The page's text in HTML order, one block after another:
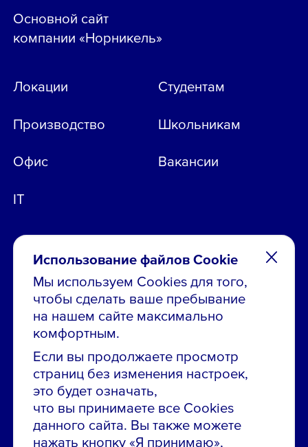
Использование файлов Cookie
Мы используем Cookies для того,
чтобы сделать ваше пребывание
на нашем сайте максимально
комфортным.
Если вы продолжаете просмотр
страниц без изменения настроек,
это будет означать,
что вы принимаете все Cookies
данного сайта. Вы также можете
нажать кнопку «Я принимаю»,
Остались вопросы по вакансиям?
Звони в контакт-центр:
8 800 700-19-43
Основной сайт
компании «Норникель»
Локации
Производство
Офис
IT
Студентам
Школьникам
Вакансии
Сообщить об ошибке на сайте
ПАО «ГМК «Норильский никель»
Использование материалов сайта
без согласования запрещено.